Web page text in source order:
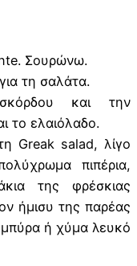
Σουρώνω.
τη σαλάτα.
και την
το ελαιόλαδο.
Greak salad, λίγο
πιπέρια,
της φρέσκιας
ήμισυ της παρέας
ή χύμα λευκό